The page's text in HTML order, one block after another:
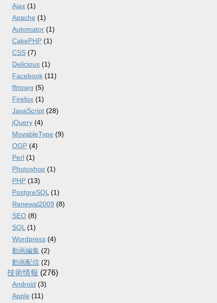
Ajax (1)
Apache (1)
Automator (1)
CakePHP (1)
CSS (7)
Delicious (1)
Facebook (11)
ffmpeg (5)
Firefox (1)
JavaScript (28)
jQuery (4)
MovableType (9)
OGP (4)
Perl (1)
Photoshop (1)
PHP (13)
PostgreSQL (1)
Renewal2009 (8)
SEO (8)
SQL (1)
Wordpress (4)
動画編集 (2)
動画配信 (2)
技術情報 (276)
Android (3)
Apple (11)